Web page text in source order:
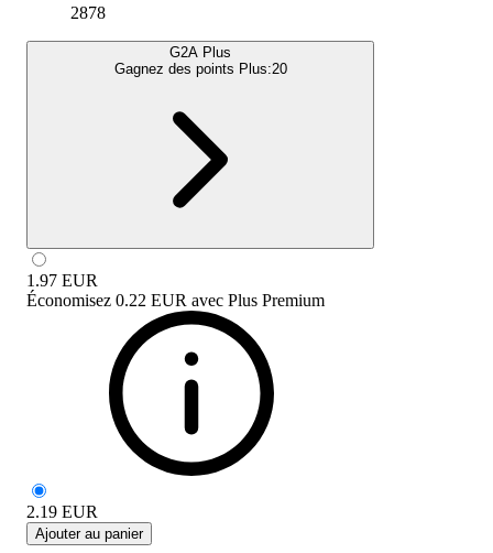
2878
G2A Plus
Gagnez des points Plus:20
1.97 EUR
Économisez 0.22 EUR avec Plus Premium
2.19 EUR
Ajouter au panier